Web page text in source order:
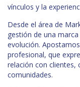
vínculos y la
Desde el área de
gestión de una
evolución.
profesional, que
relación con clientes,
comunidades.